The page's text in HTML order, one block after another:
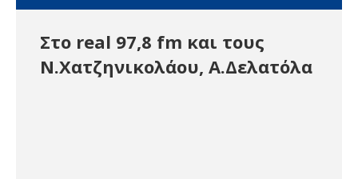
Στο real 97,8 fm και τους
Ν.Χατζηνικολάου, Α.Δελατόλα